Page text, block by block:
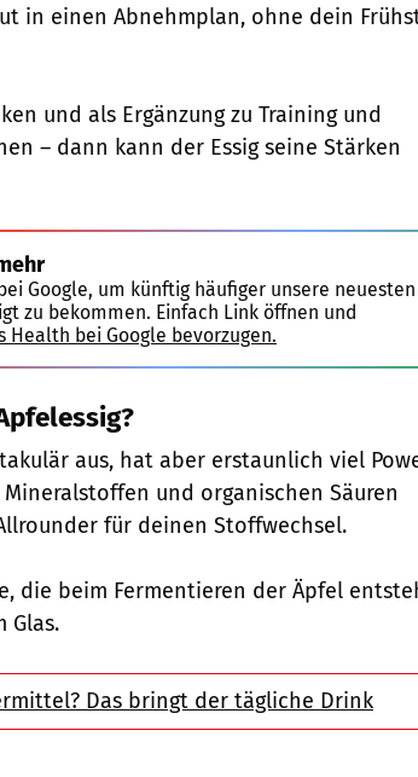
in einen Abnehmplan, ohne dein
und als Ergänzung zu Training und
– dann kann der Essig seine Stärken
Google, um künftig häufiger unsere neuesten
zu bekommen. Einfach Link öffnen und
Health bei Google bevorzugen.
aus, hat aber erstaunlich viel
und organischen Säuren
für deinen Stoffwechsel.
die beim Fermentieren der Äpfel
Glas.
Das bringt der tägliche Drink